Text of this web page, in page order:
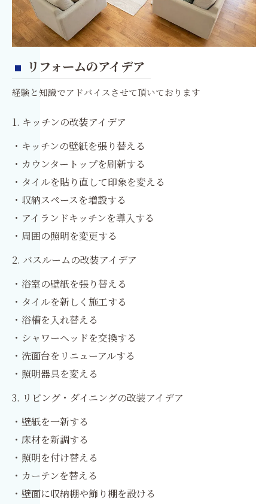
リフォームのアイデア
経験と知識でアドバイスさせて頂いております
1. キッチンの改装アイデア
・キッチンの壁紙を張り替える
・カウンタートップを刷新する
・タイルを貼り直して印象を変える
・収納スペースを増設する
・アイランドキッチンを導入する
・周囲の照明を変更する
2. バスルームの改装アイデア
・浴室の壁紙を張り替える
・タイルを新しく施工する
・浴槽を入れ替える
・シャワーヘッドを交換する
・洗面台をリニューアルする
・照明器具を変える
3. リビング・ダイニングの改装アイデア
・壁紙を一新する
・床材を新調する
・照明を付け替える
・カーテンを替える
・壁面に収納棚や飾り棚を設ける